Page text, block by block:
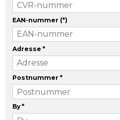
EAN-nummer (*)
Adresse *
Postnummer *
By*